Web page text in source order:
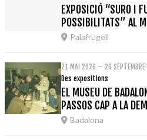
EXPOSICIÓ “SURO I
POSSIBILITATS” AL
Palafrugell
21 MAI 2026 – 26
Des expositions
EL MUSEU DE
PASSOS CAP A LA
Badalona